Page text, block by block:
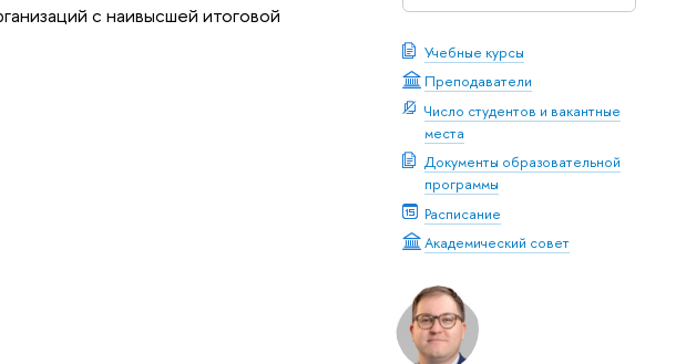
Учебные курсы
Преподаватели
Число студентов и вакантные
места
Документы образовательной
программы
Расписание
Академический совет
с наивысшей итоговой